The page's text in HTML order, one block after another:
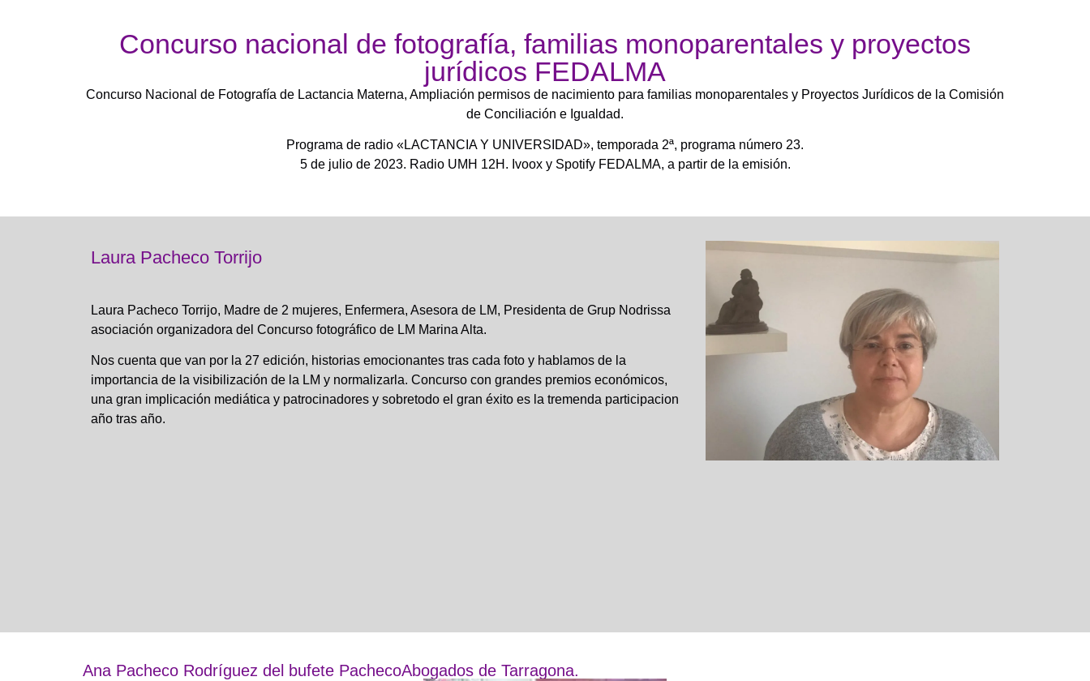
Concurso nacional de fotografía, familias monoparentales y proyectos
jurídicos FEDALMA
Concurso Nacional de Fotografía de Lactancia Materna, Ampliación permisos de nacimiento para familias monoparentales y Proyectos Jurídicos de la Comisión
de Conciliación e Igualdad.
Programa de radio «LACTANCIA Y UNIVERSIDAD», temporada 2ª, programa número 23.
5 de julio de 2023. Radio UMH 12H. Ivoox y Spotify FEDALMA, a partir de la emisión.
Laura Pacheco Torrijo
Laura Pacheco Torrijo, Madre de 2 mujeres, Enfermera, Asesora de LM, Presidenta de Grup Nodrissa
asociación organizadora del Concurso fotográfico de LM Marina Alta.
Nos cuenta que van por la 27 edición, historias emocionantes tras cada foto y hablamos de la
importancia de la visibilización de la LM y normalizarla. Concurso con grandes premios económicos,
una gran implicación mediática y patrocinadores y sobretodo el gran éxito es la tremenda participacion
año tras año.
Ana Pacheco Rodríguez del bufete PachecoAbogados de Tarragona.